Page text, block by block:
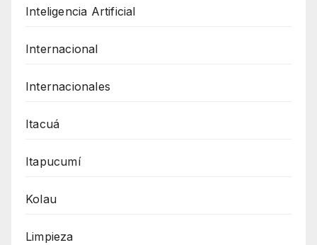
Inteligencia Artificial
Internacional
Internacionales
Itacuá
Itapucumí
Kolau
Limpieza